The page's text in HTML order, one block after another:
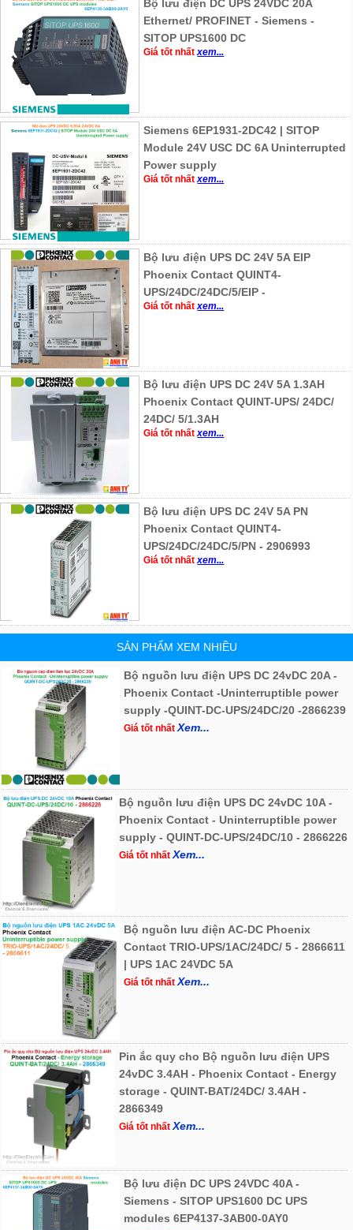
Bộ lưu điện DC UPS 24VDC 20A
Ethernet/ PROFINET - Siemens -
SITOP UPS1600 DC
Giá tốt nhấtxem...
Siemens 6EP1931-2DC42 | SITOP
Module 24V USC DC 6A Uninterrupted
Power supply
Giá tốt nhấtxem...
Bộ lưu điện UPS DC 24V 5A EIP
Phoenix Contact QUINT4-
UPS/24DC/24DC/5/EIP -
Giá tốt nhấtxem...
Bộ lưu điện UPS DC 24V 5A 1.3AH
Phoenix Contact QUINT-UPS/ 24DC/
24DC/ 5/1.3AH
Giá tốt nhấtxem...
Bộ lưu điện UPS DC 24V 5A PN
Phoenix Contact QUINT4-
UPS/24DC/24DC/5/PN - 2906993
Giá tốt nhấtxem...
SẢN PHẨM XEM NHIỀU
Bộ nguồn lưu điện UPS DC 24vDC 20A -
Phoenix Contact -Uninterruptible power
supply -QUINT-DC-UPS/24DC/20 -2866239
Giá tốt nhấtXem...
Bộ nguồn lưu điện UPS DC 24vDC 10A -
Phoenix Contact - Uninterruptible power
supply - QUINT-DC-UPS/24DC/10 - 2866226
Giá tốt nhấtXem...
Bộ nguồn lưu điện AC-DC Phoenix
Contact TRIO-UPS/1AC/24DC/ 5 - 2866611
| UPS 1AC 24VDC 5A
Giá tốt nhấtXem...
Pin ắc quy cho Bộ nguồn lưu điện UPS
24vDC 3.4AH - Phoenix Contact - Energy
storage - QUINT-BAT/24DC/ 3.4AH -
2866349
Giá tốt nhấtXem...
Bộ lưu điện DC UPS 24VDC 40A -
Siemens - SITOP UPS1600 DC UPS
modules 6EP4137-3AB00-0AY0